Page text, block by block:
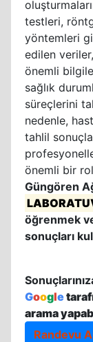
testleri,
yöntemleri
edilen
önemli
sağlık
süreçlerini
nedenle,
tahlil
önemli bir
Güngören
öğrenmek
sonuçları
Google
arama
Randevu